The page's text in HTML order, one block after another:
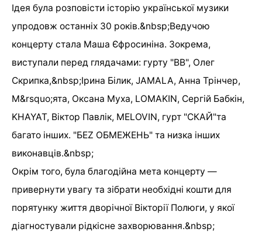
Ідея була розповісти історію української музики
упродовж останніх 30 років.&nbsp;Ведучою
концерту стала Маша Єфросиніна. Зокрема,
виступали перед глядачами: гурту "ВВ", Олег
Скрипка,&nbsp;Ірина Білик, JAMALA, Анна Трінчер,
М&rsquo;ята, Оксана Муха, LOMAKIN, Сергій Бабкін,
KHAYAT, Віктор Павлік, MELOVIN, гурт "СКАЙ"та
багато інших. "БЕZ ОБМЕЖЕНЬ" та низка інших
виконавців.&nbsp;
Окрім того, була благодійна мета концерту —
привернути увагу та зібрати необхідні кошти для
порятунку життя дворічної Вікторії Полюги, у якої
діагностували рідкісне захворювання.&nbsp;